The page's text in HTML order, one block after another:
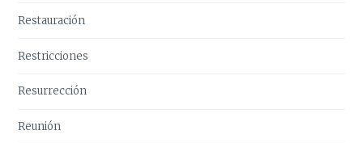
Restauración
Restricciones
Resurrección
Reunión